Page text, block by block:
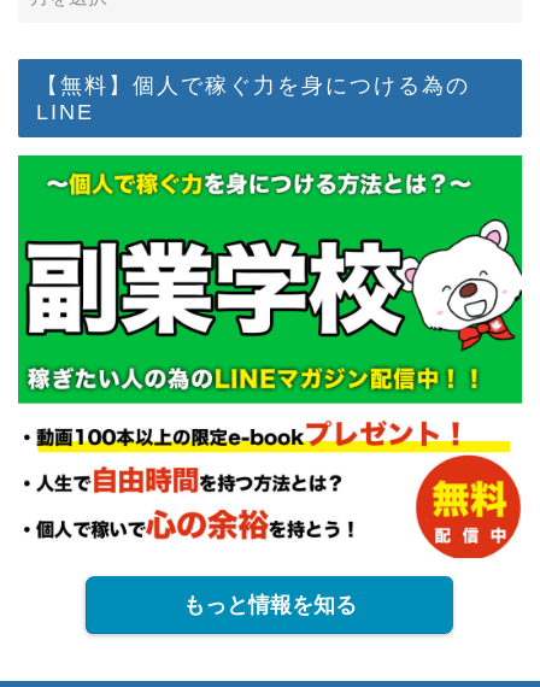
【無料】個人で稼ぐ力を身につける為の
LINE
もっと情報を知る